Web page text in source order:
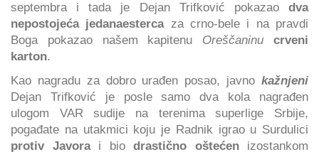
septembra i tada je Dejan Trifković pokazao dva
nepostojeća jedanaestercaza crno-bele i na pravdi
Boga pokazao našem kapitenu Oreščaninu
crveni
karton.
Kao nagradu za dobro urađen posao, javno kažnjeni
Dejan Trifković je posle samo dva kola nagrađen
ulogom VAR sudije na terenima superlige Srbije,
pogađate na utakmici koju je Radnik igrao u Surdulici
protiv Javorai bio drastično oštećenizostankom